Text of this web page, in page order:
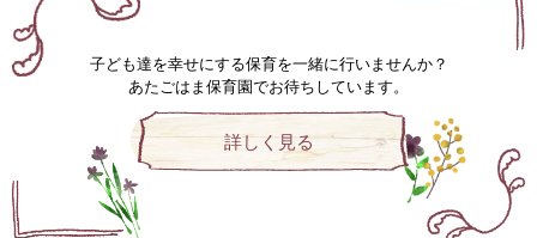
子ども達を幸せにする保育を一緒に行いませんか？
あたごはま保育園でお待ちしています。
詳しく見る